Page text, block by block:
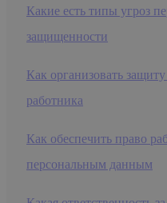
Какие есть типы угроз
защищенности
Как организовать
работника
Как обеспечить право
персональным данным